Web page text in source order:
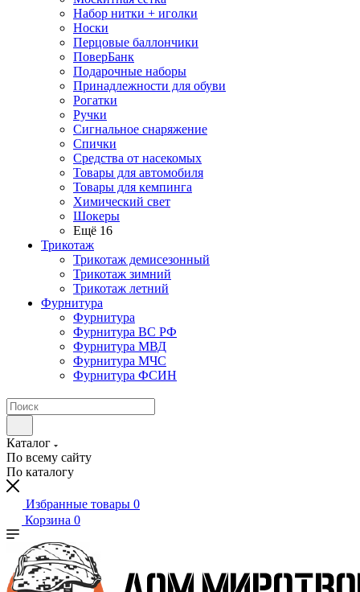
Набор нитки + иголки
Носки
Перцовые баллончики
ПоверБанк
Подарочные наборы
Принадлежности для обуви
Рогатки
Ручки
Сигнальное снаряжение
Спички
Средства от насекомых
Товары для автомобиля
Товары для кемпинга
Химический свет
Шокеры
Ещё 16
Трикотаж
Трикотаж демисезонный
Трикотаж зимний
Трикотаж летний
Фурнитура
Фурнитура
Фурнитура ВС РФ
Фурнитура МВД
Фурнитура МЧС
Фурнитура ФСИН
Каталог
По всему сайту
По каталогу
Избранные товары 0
Корзина 0